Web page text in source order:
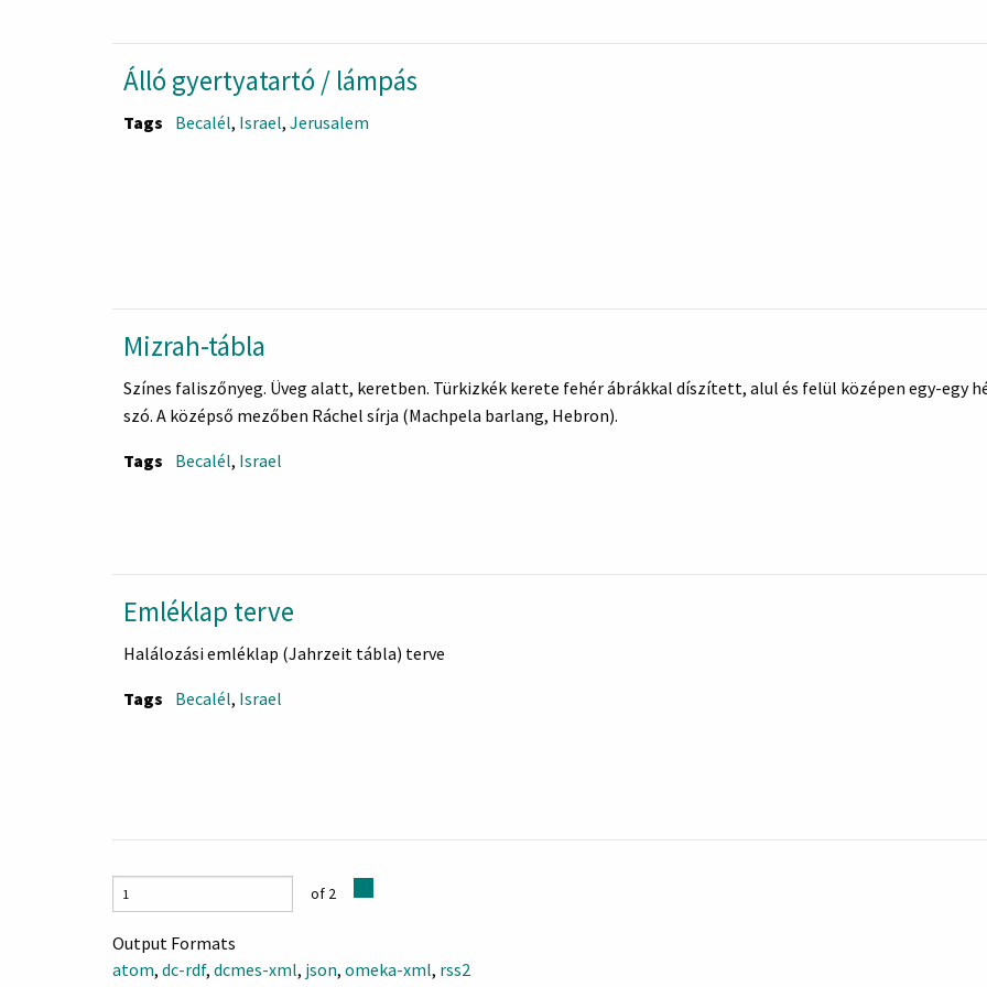
Álló gyertyatartó / lámpás
Tags Becalél, Israel, Jerusalem
Mizrah-tábla
Színes faliszőnyeg. Üveg alatt, keretben. Türkizkék kerete fehér ábrákkal díszített, alul és felül középen egy-egy
szó. A középső mezőben Ráchel sírja (Machpela barlang, Hebron).
Tags Becalél, Israel
Emléklap terve
Halálozási emléklap (Jahrzeit tábla) terve
Tags Becalél, Israel
of 2
Output Formats
atom, dc-rdf, dcmes-xml, json, omeka-xml, rss2